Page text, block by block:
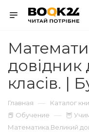
довідник
класів. |
Главная — Каталог
📕 Обучение — 🦉
Математика.Великий